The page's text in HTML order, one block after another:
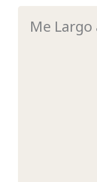
Me